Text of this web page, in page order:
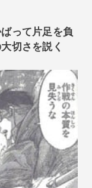
って片足を負
切さを説く